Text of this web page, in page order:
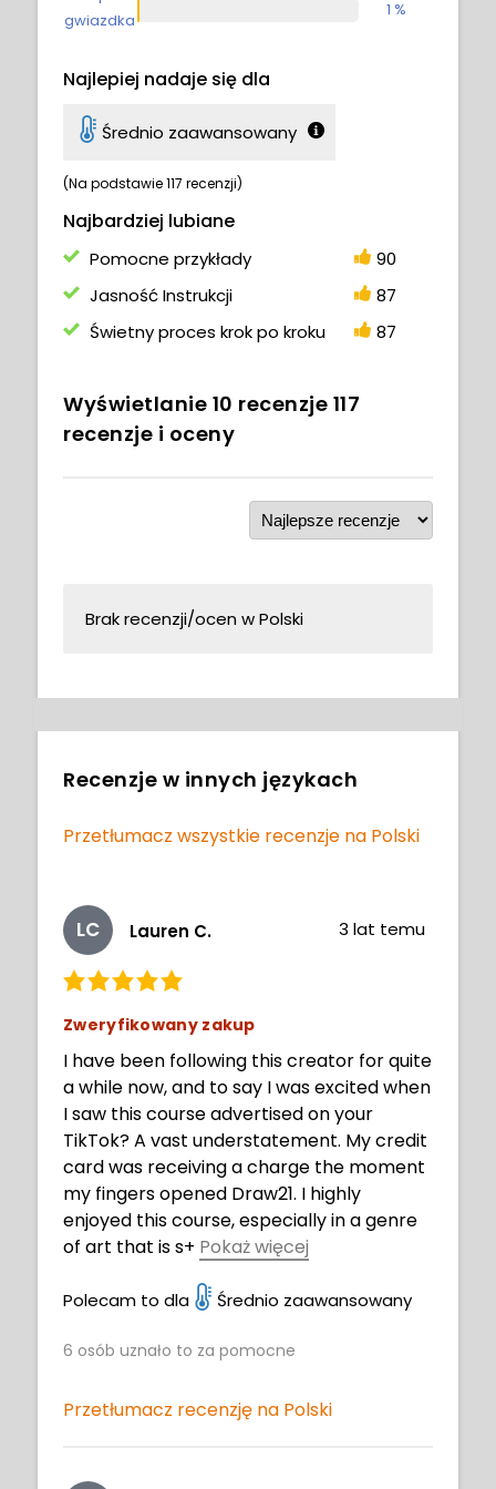
gwiazdka
1 %
Najlepiej nadaje się dla
Średnio zaawansowany
(Na podstawie 117 recenzji)
Najbardziej lubiane
Pomocne przykłady
90
Jasność Instrukcji
87
Świetny proces krok po kroku
87
Wyświetlanie 10 recenzje 117
recenzje i oceny
Brak recenzji/ocen w Polski
Recenzje w innych językach
Przetłumacz wszystkie recenzje na Polski
LC Lauren C. 3 lat temu
Zweryfikowany zakup
I have been following this creator for quite
a while now, and to say I was excited when
I saw this course advertised on your
TikTok? A vast understatement. My credit
card was receiving a charge the moment
my fingers opened Draw21. I highly
enjoyed this course, especially in a genre
of art that is s+ Pokaż więcej
Of course, the tips, advice, and tools here
illustrations made with dark fantasy in
centers their art hobby around this
Polecam to dla Średnio zaawansowany
6 osób uznało to za pomocne
Przetłumacz recenzję na Polski